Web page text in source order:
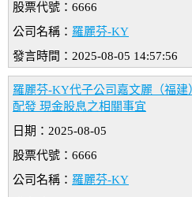
股票代號：6666
公司名稱： 羅麗芬-KY
發言時間：2025-08-05 14:57:56
羅麗芬-KY代子公司嘉文麗（福
配發 現金股息之相關事宜
日期：2025-08-05
股票代號：6666
公司名稱： 羅麗芬-KY